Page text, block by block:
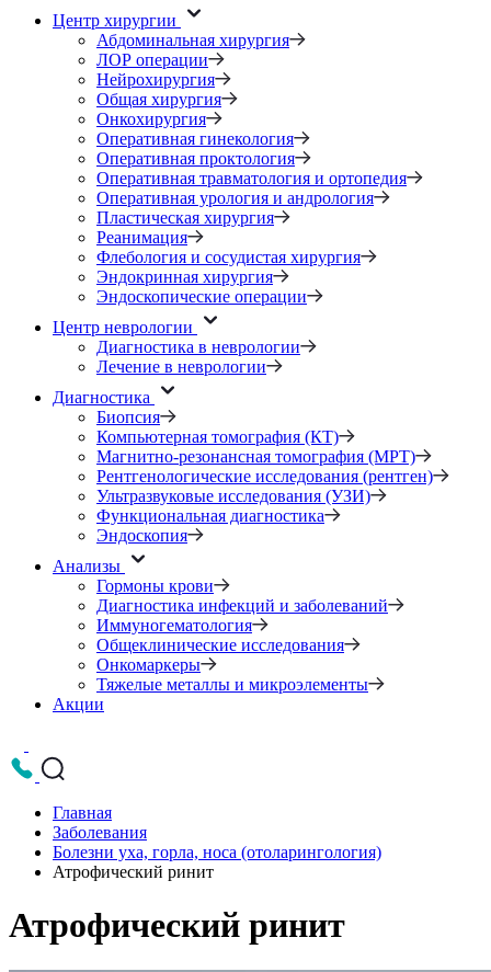
Центр хирургии
Абдоминальная хирургия
ЛОР операции
Нейрохирургия
Общая хирургия
Онкохирургия
Оперативная гинекология
Оперативная проктология
Оперативная травматология и ортопедия
Оперативная урология и андрология
Пластическая хирургия
Реанимация
Флебология и сосудистая хирургия
Эндокринная хирургия
Эндоскопические операции
Центр неврологии
Диагностика в неврологии
Лечение в неврологии
Диагностика
Биопсия
Компьютерная томография (КТ)
Магнитно-резонансная томография (МРТ)
Рентгенологические исследования (рентген)
Ультразвуковые исследования (УЗИ)
Функциональная диагностика
Эндоскопия
Анализы
Гормоны крови
Диагностика инфекций и заболеваний
Иммуногематология
Общеклинические исследования
Онкомаркеры
Тяжелые металлы и микроэлементы
Акции
Главная
Заболевания
Болезни уха, горла, носа (отоларингология)
Атрофический ринит
Атрофический ринит